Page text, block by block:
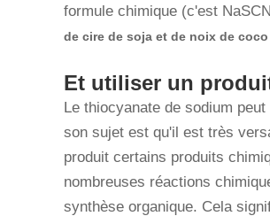
formule chimique (c'est
de cire de soja et de noix de coco
Et utiliser un
Le thiocyanate de sodium
son sujet est qu'il est très
produit certains produits
nombreuses réactions
synthèse organique. Cela